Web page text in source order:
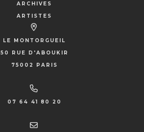
ARCHIVES
ARTISTES
LE MONTORGUEIL
50 RUE D'ABOUKIR
75002 PARIS
07 64 41 80 20